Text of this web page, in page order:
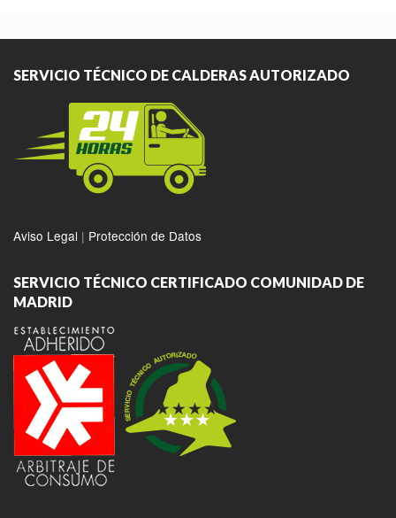
SERVICIO TÉCNICO DE CALDERAS AUTORIZADO
Aviso Legal | Protección de Datos
SERVICIO TÉCNICO CERTIFICADO COMUNIDAD DE
MADRID